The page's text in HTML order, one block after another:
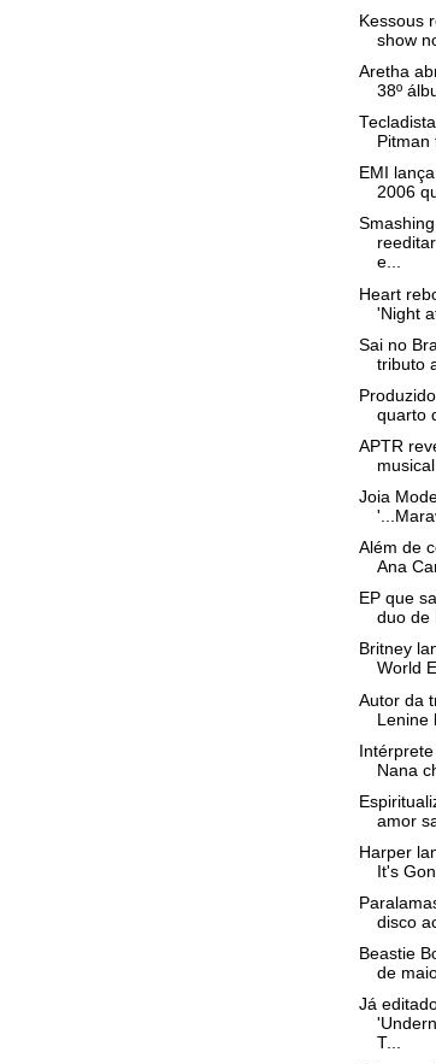
Kessous
show
Aretha
38º
Pitman
EMI
2006
e...
Heart
'Night
Sai no
tributo
quarto
APTR
Joia
Além de
Ana
EP que
duo de
Britney
World
Autor da
Lenine
Nana
amor
Harper
It's
disco
Beastie
de
Já
T...